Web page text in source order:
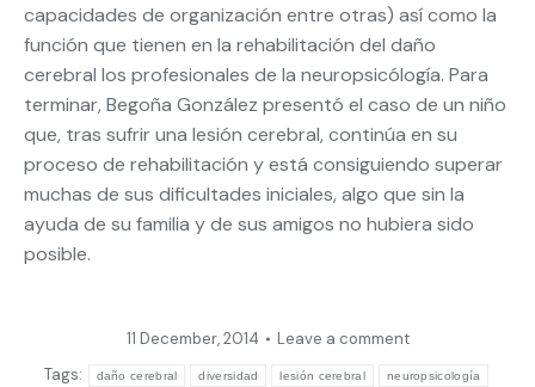
capacidades de organización entre otras) así como la
función que tienen en la rehabilitación del daño
cerebral los profesionales de la neuropsicólogía. Para
terminar, Begoña González presentó el caso de un niño
que, tras sufrir una lesión cerebral, continúa en su
proceso de rehabilitación y está consiguiendo superar
muchas de sus dificultades iniciales, algo que sin la
ayuda de su familia y de sus amigos no hubiera sido
posible.
11 December, 2014
Leave a comment
Tags:
daño cerebral diversidad lesión cerebral neuropsicología